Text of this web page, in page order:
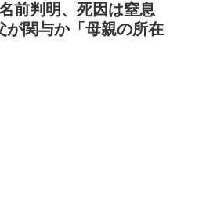
前判明、死因は窒息
関与か「母親の所在